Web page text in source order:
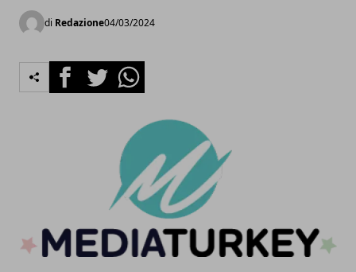
di Redazione04/03/2024
FacebookTwitterWhatsapp